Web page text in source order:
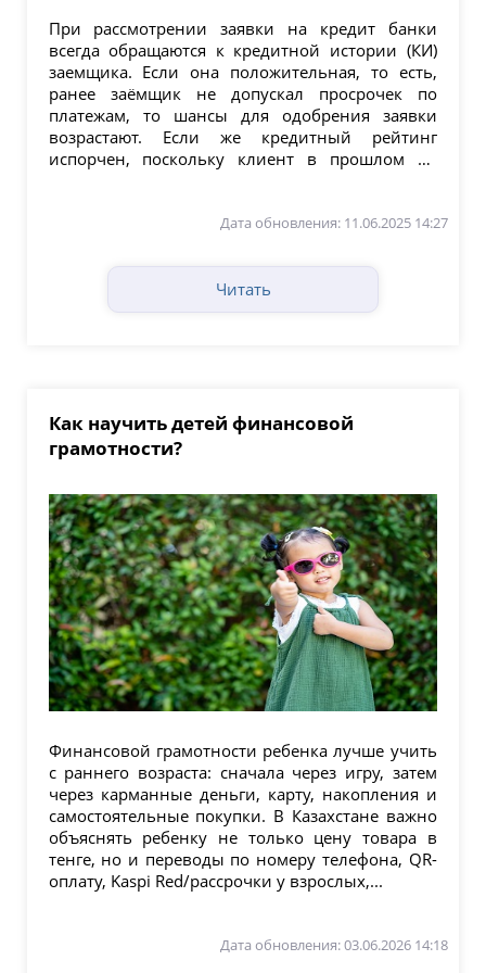
При рассмотрении заявки на кредит банки
всегда обращаются к кредитной истории (КИ)
заемщика. Если она положительная, то есть,
ранее заёмщик не допускал просрочек по
платежам, то шансы для одобрения заявки
возрастают. Если же кредитный рейтинг
испорчен, поскольку клиент в прошлом не
Дата обновления: 11.06.2025 14:27
Читать
Как научить детей финансовой
грамотности?
Финансовой грамотности ребенка лучше учить
с раннего возраста: сначала через игру, затем
через карманные деньги, карту, накопления и
самостоятельные покупки. В Казахстане важно
объяснять ребенку не только цену товара в
тенге, но и переводы по номеру телефона, QR-
оплату, Kaspi Red/рассрочки у взрослых,...
Дата обновления: 03.06.2026 14:18